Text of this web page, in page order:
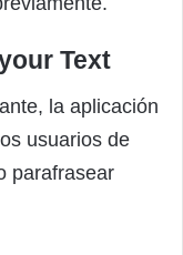
Text
la aplicación
usuarios de
parafrasear